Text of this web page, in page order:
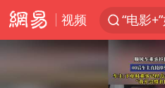
视频
福建泉